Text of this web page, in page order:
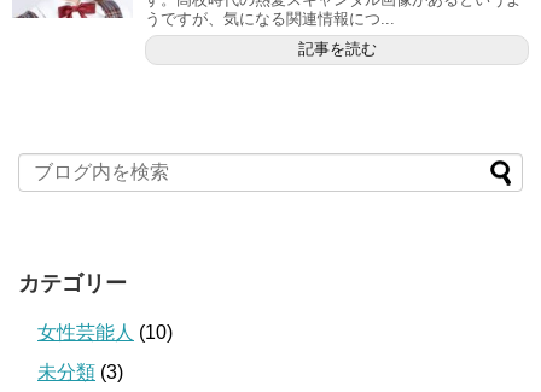
うですが、気になる関連情報につ...
記事を読む
カテゴリー
女性芸能人 (10)
未分類 (3)